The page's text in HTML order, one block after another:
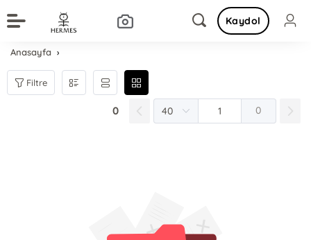
Kaydol
Anasayfa
Filtre
0 0